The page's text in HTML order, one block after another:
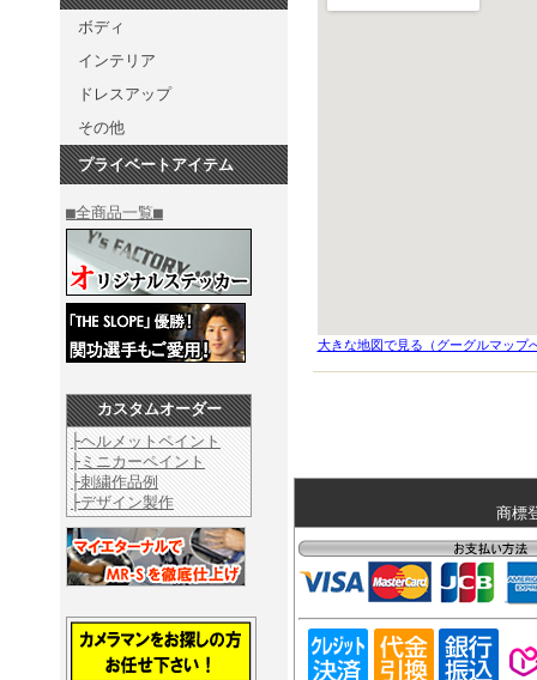
ボディ
インテリア
ドレスアップ
その他
プライベートアイテム
■全商品一覧■
カスタムオーダー
├ヘルメットペイント
├ミニカーペイント
├刺繍作品例
├デザイン製作
大きな地図で見る（グーグルマップ
商標